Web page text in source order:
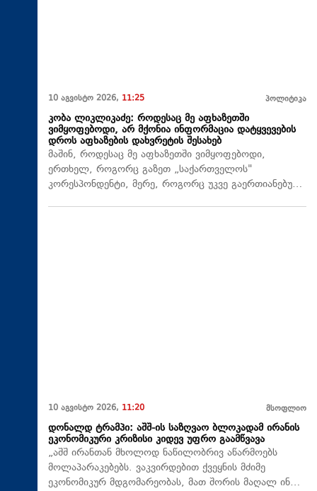
10 აგვისტო 2026, 11:25 პოლიტიკა
კობა ლიკლიკაძე: როდესაც მე აფხაზეთში
ვიმყოფებოდი, არ მქონია ინფორმაცია დატყვევების
დროს აფხაზების დახვრეტის შესახებ
მაშინ, როდესაც მე აფხაზეთში ვიმყოფებოდი,
ერთხელ, როგორც გაზეთ „საქართველოს"
კორესპონდენტი, მერე, როგორც უკვე გაერთიანებუ…
10 აგვისტო 2026, 11:20 მსოფლიო
დონალდ ტრამპი: აშშ-ის საზღვაო ბლოკადამ ირანის
ეკონომიკური კრიზისი კიდევ უფრო გაამწვავა
„აშშ ირანთან მხოლოდ ნაწილობრივ აწარმოებს
მოლაპარაკებებს. ვაკვირდებით ქვეყნის მძიმე
ეკონომიკურ მდგომარეობას, მათ შორის მაღალ ინ…